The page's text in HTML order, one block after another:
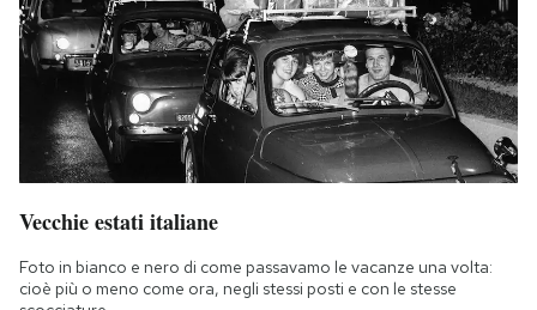
Vecchie estati italiane
Foto in bianco e nero di come passavamo le vacanze una volta:
cioè più o meno come ora, negli stessi posti e con le stesse